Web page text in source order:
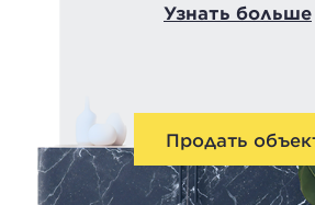
Узнать больше
Продать